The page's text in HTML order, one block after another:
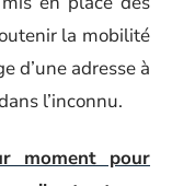
la mobilité
d’une adresse à
l’inconnu.
moment pour